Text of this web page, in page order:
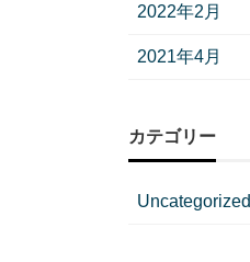
2022年2月
2021年4月
カテゴリー
Uncategorized